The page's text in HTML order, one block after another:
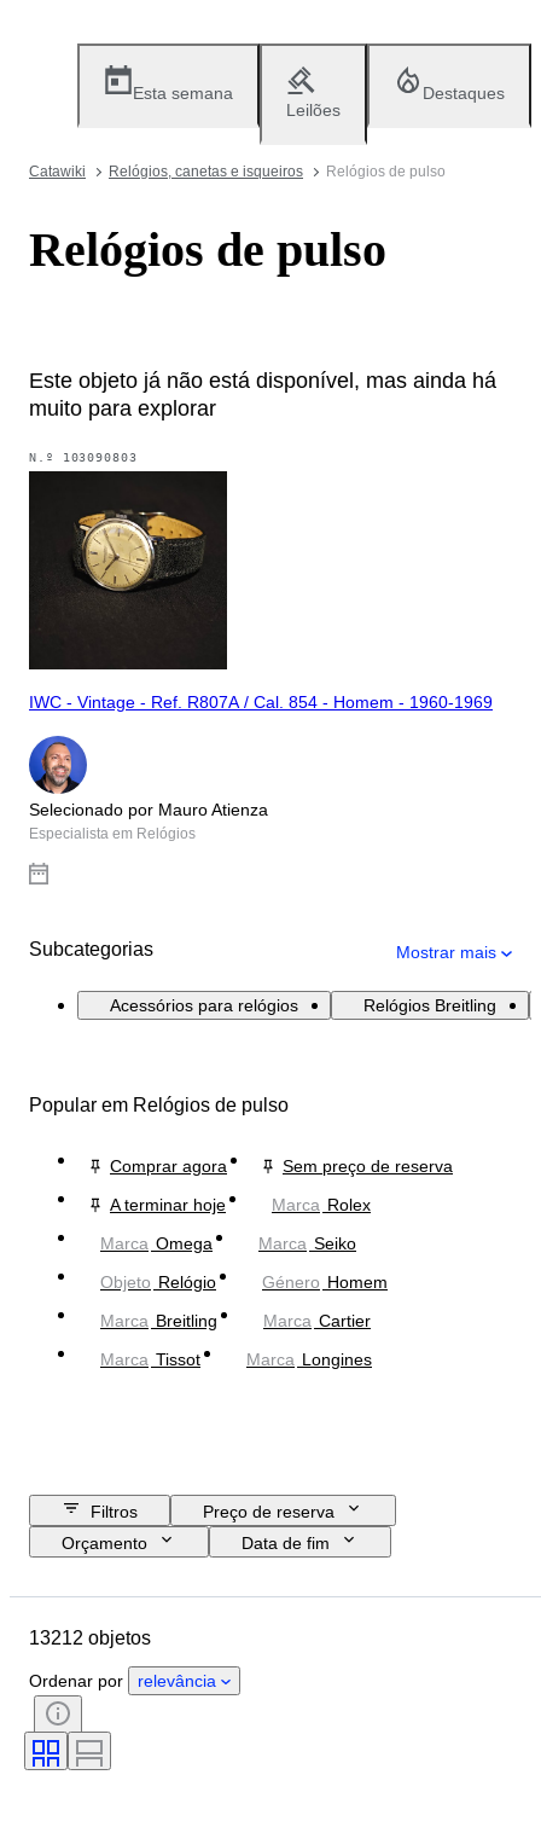
Esta semana
Leilões
Destaques
Catawiki Relógios, canetas e isqueiros Relógios de pulso
Relógios de pulso
Este objeto já não está disponível, mas ainda há
muito para explorar
N.º 103090803
IWC - Vintage - Ref. R807A / Cal. 854 - Homem - 1960-1969
Selecionado por Mauro Atienza
Especialista em Relógios
Subcategorias Mostrar mais
Acessórios para relógios Relógios Breitling
Popular em Relógios de pulso
Comprar agora
Sem preço de reserva
A terminar hoje
Marca Rolex
Marca Omega Marca Seiko
Objeto Relógio Género Homem
Marca Breitling Marca Cartier
Marca Tissot Marca Longines
Filtros
Preço de reserva
Orçamento
Data de fim
Comprimento da bracelete do relógio
País de origem
Material
Género
Período
Edição
13212 objetos
Ordenar por relevância